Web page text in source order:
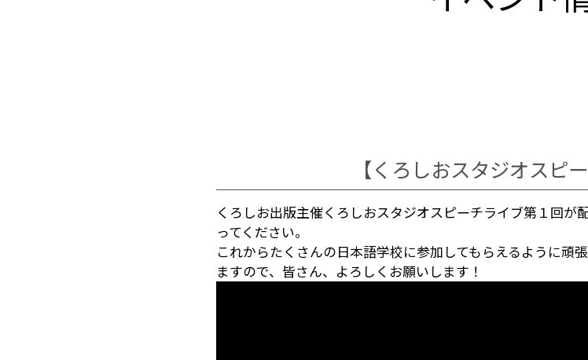
【くろしおスタジオスピ
くろしお出版主催くろしおスタジオスピーチライブ第１回が
ってください。
これからたくさんの日本語学校に参加してもらえるように頑
ますので、皆さん、よろしくお願いします！